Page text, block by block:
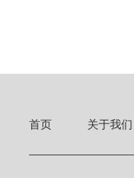
首页 关于我们